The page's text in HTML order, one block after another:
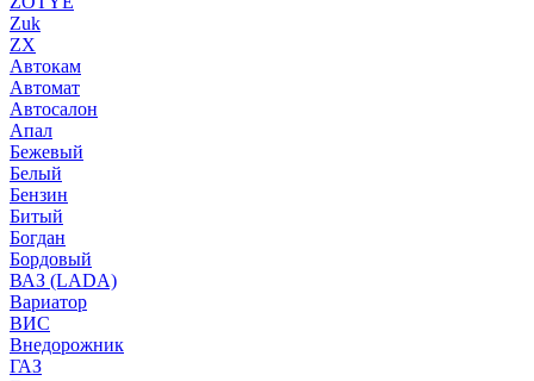
Zuk
ZX
Автокам
Автомат
Автосалон
Апал
Бежевый
Белый
Бензин
Битый
Богдан
Бордовый
ВАЗ (LADA)
Вариатор
ВИС
Внедорожник
ГАЗ